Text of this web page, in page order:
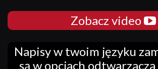
Zobacz video
Napisy w twoim języku
są w opcjach odtwarzacza